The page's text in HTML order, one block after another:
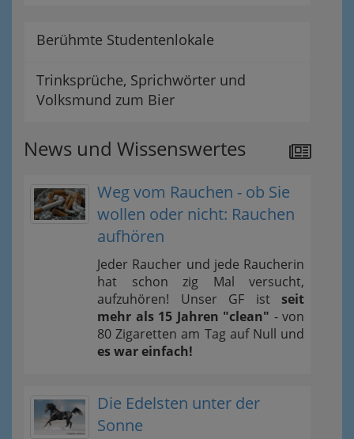
Berühmte Studentenlokale
Trinksprüche, Sprichwörter und
Volksmund zum Bier
News und Wissenswertes
Weg vom Rauchen - ob Sie
wollen oder nicht: Rauchen
aufhören
Jeder Raucher und jede Raucherin
hat schon zig Mal versucht,
aufzuhören! Unser GF ist seit
mehr als 15 Jahren "clean" - von
80 Zigaretten am Tag auf Null und
es war einfach!
Die Edelsten unter der
Sonne